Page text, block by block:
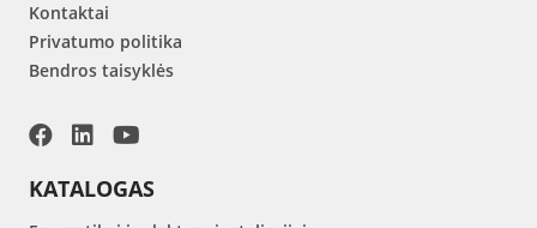
Kontaktai
Privatumo politika
Bendros taisyklės
KATALOGAS